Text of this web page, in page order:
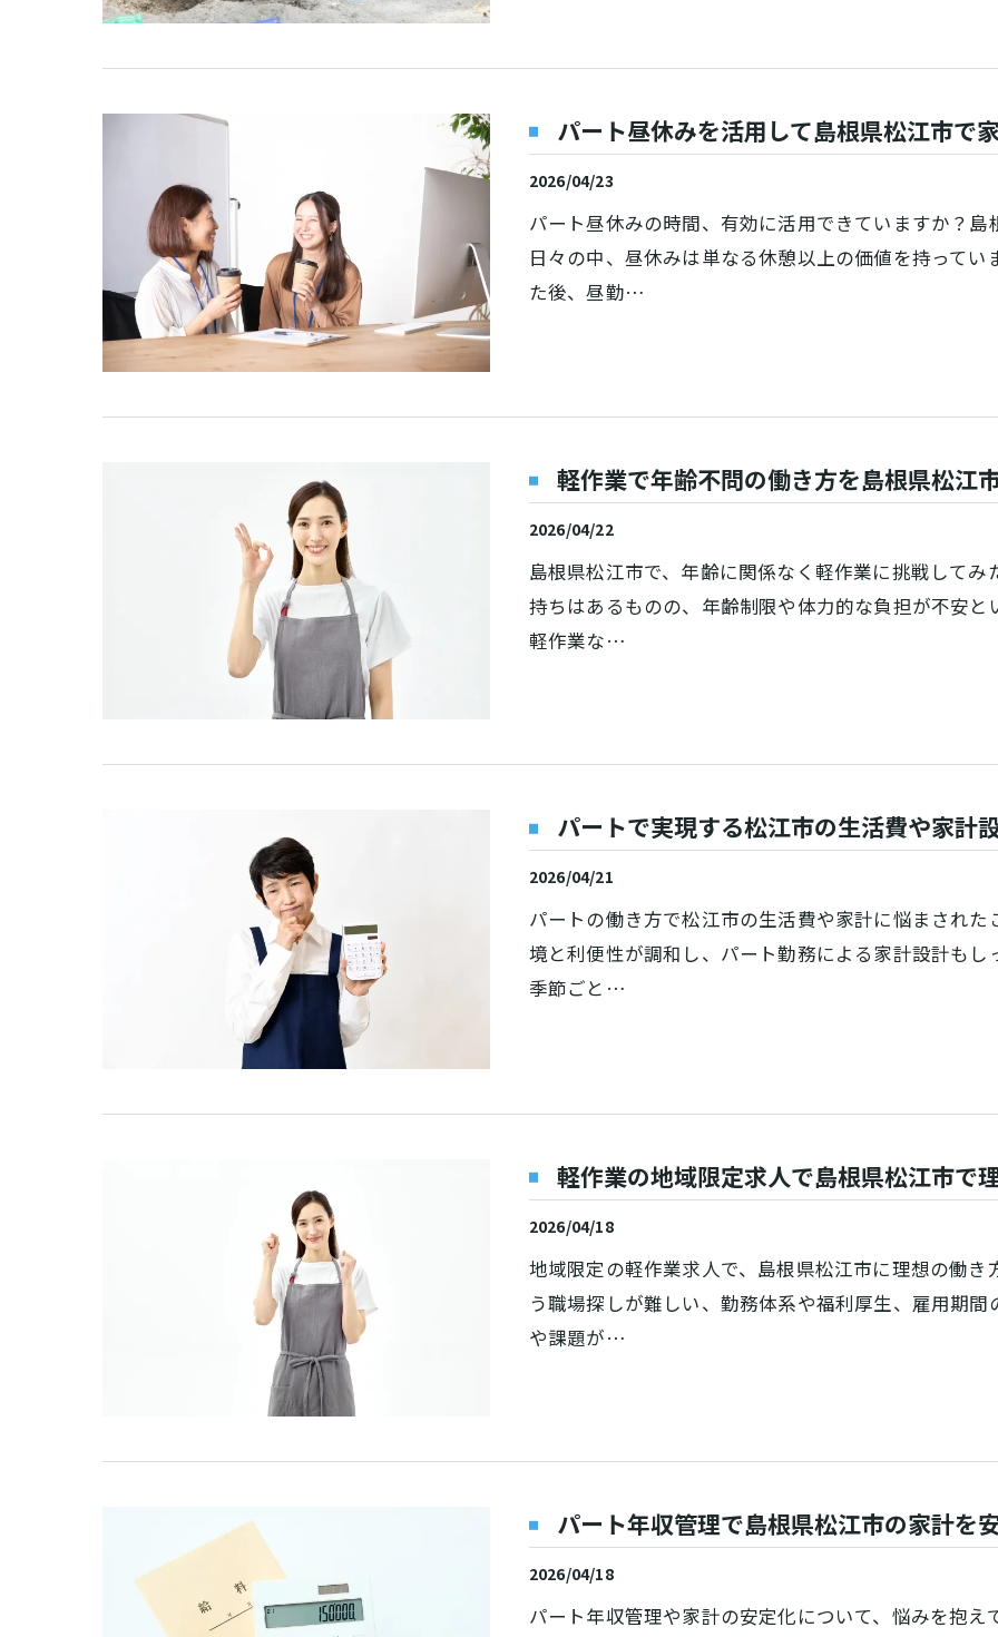
パート昼休みを活用して島根県松江市で
2026/04/23
パート昼休みの時間、有効に活用できていますか？
日々の中、昼休みは単なる休憩以上の価値を持って
た後、昼勤…
軽作業で年齢不問の働き方を島根県松江
2026/04/22
島根県松江市で、年齢に関係なく軽作業に挑戦して
持ちはあるものの、年齢制限や体力的な負担が不安と
軽作業な…
パートで実現する松江市の生活費や家計
2026/04/21
パートの働き方で松江市の生活費や家計に悩まされ
境と利便性が調和し、パート勤務による家計設計もし
季節ごと…
軽作業の地域限定求人で島根県松江市で
2026/04/18
地域限定の軽作業求人で、島根県松江市に理想の働
う職場探しが難しい、勤務体系や福利厚生、雇用期
や課題が…
パート年収管理で島根県松江市の家計を
2026/04/18
パート年収管理や家計の安定化について、悩みを抱